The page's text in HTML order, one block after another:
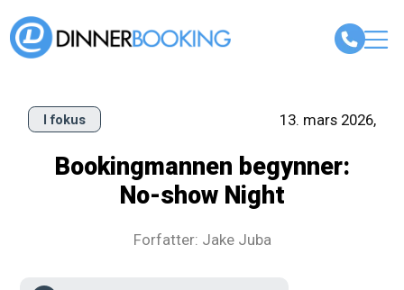
I fokus 13. mars 2026,
Bookingmannen begynner:
No-show Night
Forfatter: Jake Juba